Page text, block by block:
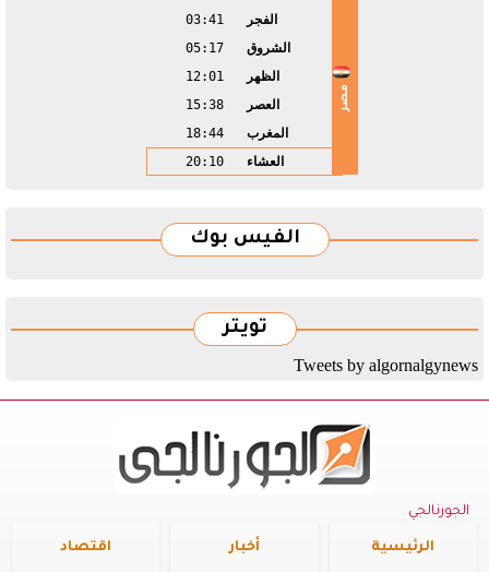
مصر
الفجر
03:41
الشروق
05:17
الظهر
12:01
العصر
15:38
المغرب
18:44
العشاء
20:10
الفيس بوك
تويتر
Tweets by algornalgynews
الجورنالجي
الرئيسية أخبار اقتصاد